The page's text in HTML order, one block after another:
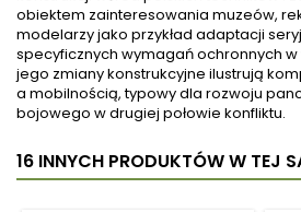
obiektem zainteresowania muzeów,
modelarzy jako przykład adaptacji
specyficznych wymagań ochronnych
jego zmiany konstrukcyjne ilustrują
a mobilnością, typowy dla rozwoju
bojowego w drugiej połowie konfliktu.
16 INNYCH PRODUKTÓW W TEJ